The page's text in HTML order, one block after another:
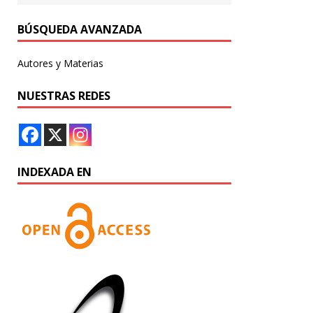
BÚSQUEDA AVANZADA
Autores y Materias
NUESTRAS REDES
INDEXADA EN